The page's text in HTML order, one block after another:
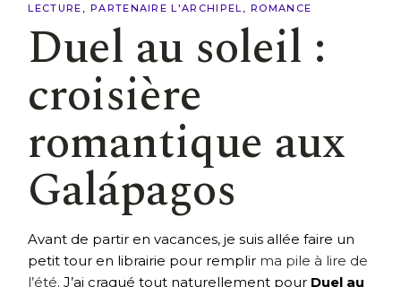
LECTURE
PARTENAIRE L'ARCHIPEL ROMANCE
Duel au soleil :
croisière
romantique aux
Galápagos
Avant de partir en vacances, je suis allée faire un
petit tour en librairie pour remplir ma pile à lire de
l’été. J’ai craqué tout naturellement pour Duel au